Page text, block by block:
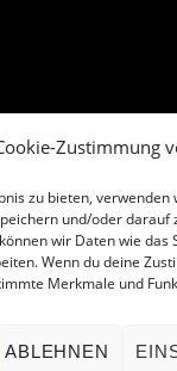
Zustimmung
zu bieten, verwenden
und/oder darauf
wir Daten wie
Wenn du deine
Merkmale und
ABLEHNEN